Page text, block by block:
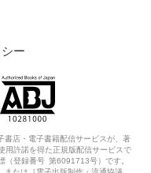
ー
書店・電子書籍配信サービスが、著
用許諾を得た正規版配信サービスで
（登録番号 第6091713号）です。